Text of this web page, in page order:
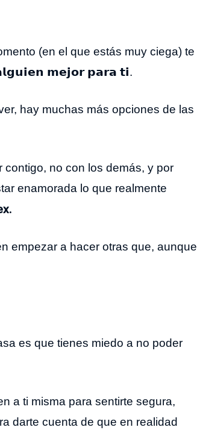
(en el que estás muy ciega) te
𝗺𝗲𝗷𝗼𝗿 𝗽𝗮𝗿𝗮 𝘁𝗶.
hay muchas más opciones de las
no con los demás, y por
enamorada lo que realmente
empezar a hacer otras que, aunque
es que tienes miedo a no poder
a ti misma para sentirte segura,
darte cuenta de que en realidad